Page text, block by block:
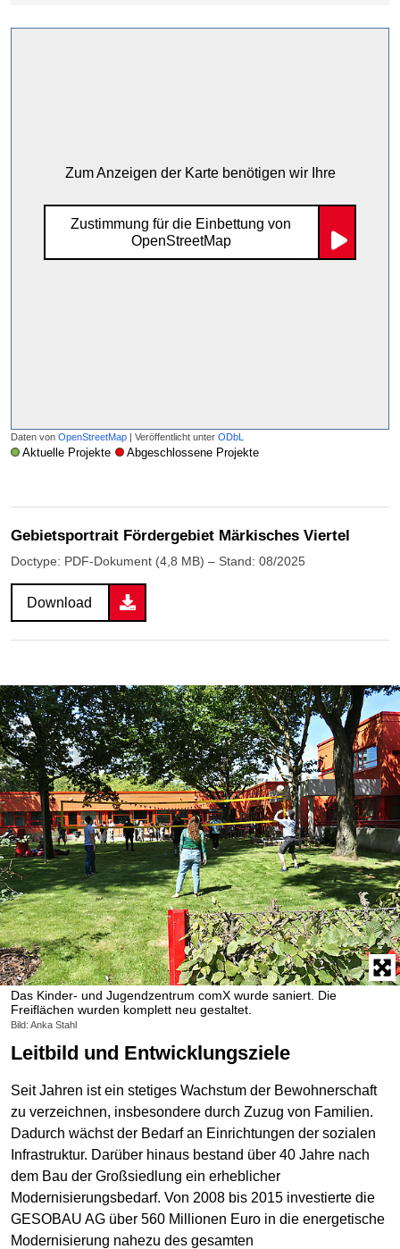
Zum Anzeigen der Karte benötigen wir Ihre
Zustimmung für die Einbettung von
OpenStreetMap
Daten von OpenStreetMap | Veröffentlicht unter ODbL
Aktuelle Projekte Abgeschlossene Projekte
Gebietsportrait Fördergebiet Märkisches Viertel
Doctype: PDF-Dokument (4,8 MB) – Stand: 08/2025
Download
Das Kinder- und Jugendzentrum comX wurde saniert. Die
Freiflächen wurden komplett neu gestaltet.
Bild: Anka Stahl
Leitbild und Entwicklungsziele
Seit Jahren ist ein stetiges Wachstum der Bewohnerschaft
zu verzeichnen, insbesondere durch Zuzug von Familien.
Dadurch wächst der Bedarf an Einrichtungen der sozialen
Infrastruktur. Darüber hinaus bestand über 40 Jahre nach
dem Bau der Großsiedlung ein erheblicher
Modernisierungsbedarf. Von 2008 bis 2015 investierte die
GESOBAU AG über 560 Millionen Euro in die energetische
Modernisierung nahezu des gesamten